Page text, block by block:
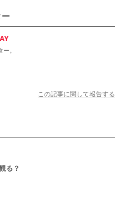
。
この記事に関して報告する
る？